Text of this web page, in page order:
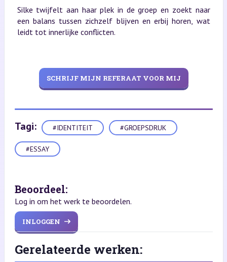
Silke twijfelt aan haar plek in de groep en zoekt naar
een balans tussen zichzelf blijven en erbij horen, wat
leidt tot innerlijke conflicten.
SCHRIJF MIJN REFERAAT VOOR MIJ
Tagi: #IDENTITEIT #GROEPSDRUK
#ESSAY
Beoordeel:
Log in om het werk te beoordelen.
INLOGGEN
Gerelateerde werken: